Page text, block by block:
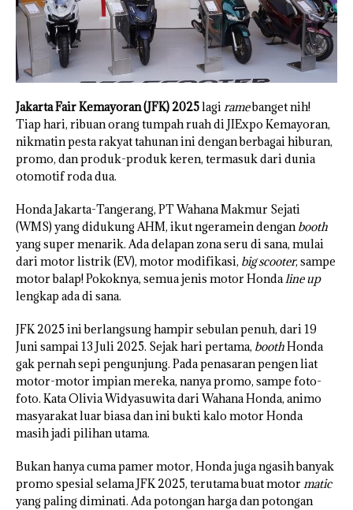
Jakarta Fair Kemayoran (JFK) 2025lagiramebanget nih!
Tiap hari, ribuan orang tumpah ruah di JIExpo Kemayoran,
nikmatin pesta rakyat tahunan ini dengan berbagai hiburan,
promo, dan produk-produk keren, termasuk dari dunia
otomotif roda dua.
Honda Jakarta-Tangerang, PT Wahana Makmur Sejati
(WMS) yang didukung AHM, ikut ngeramein denganbooth
yang super menarik. Ada delapan zona seru di sana, mulai
dari motor listrik (EV), motor modifikasi, big scooter, sampe
motor balap! Pokoknya, semua jenis motor Hondaline up
lengkap ada di sana.
JFK 2025 ini berlangsung hampir sebulan penuh, dari 19
Juni sampai 13 Juli 2025. Sejak hari pertama, boothHonda
gak pernah sepi pengunjung. Pada penasaran pengen liat
motor-motor impian mereka, nanya promo, sampe foto-
foto. Kata Olivia Widyasuwita dari Wahana Honda, animo
masyarakat luar biasa dan ini bukti kalo motor Honda
masih jadi pilihan utama.
Bukan hanya cuma pamer motor, Honda juga ngasih banyak
promo spesial selama JFK 2025, terutama buat motormatic
yang paling diminati. Ada potongan harga dan potongan